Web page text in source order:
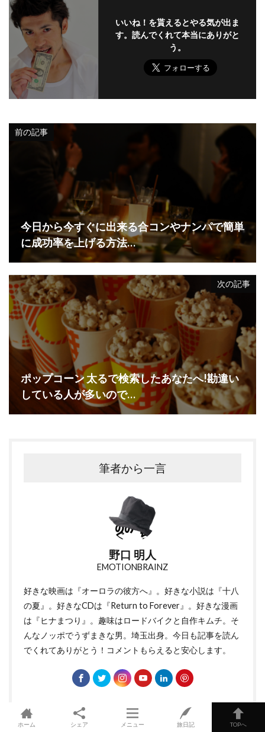
いいね！を貰えるとやる気が出ま
す。読んでくれて本当にありがと
う。
前の記事
今日から今すぐに出来る合コンやナンパで簡単
に成功率を上げる方法…
次の記事
ポップコーン 太るで検索したあなたへ!勘違い
している人が多いので…
筆者から一言
野口 明人
EMOTIONBRAINZ
好きな映画は『オーロラの彼方へ』。好きな小説は『十八
の夏 』。好きなCDは『Return to Forever』。好きな漫画
は『ヒナまつり 』。趣味はロードバイクと自作キムチ。そ
んなノッポでうずまきな男。埼玉出身。今日も記事を読ん
でくれてありがとう！コメントもらえると安心します。
ホーム シェア メニュー 旅日記 TOPへ